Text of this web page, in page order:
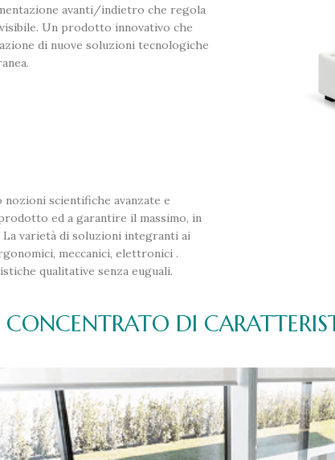
avanti/indietro che regola
Un prodotto innovativo che
di nuove soluzioni tecnologiche
scientifiche avanzate e
ed a garantire il massimo, in
varietà di soluzioni integranti ai
meccanici, elettronici .
qualitative senza euguali.
DI